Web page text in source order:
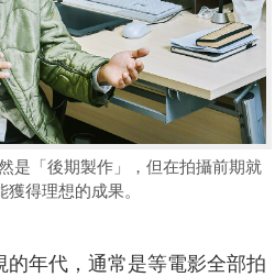
是「後期製作」，但在拍攝前期就
得理想的成果。
年代，通常是等電影全部拍